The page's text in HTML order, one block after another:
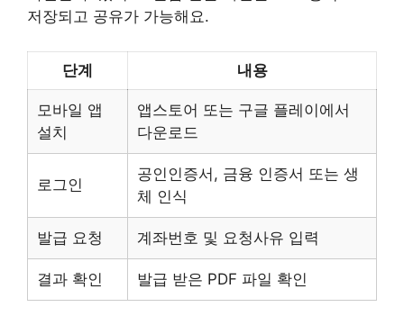
저장되고 공유가 가능해요.
단계 내용
모바일 앱
설치
앱스토어 또는 구글 플레이에서
다운로드
로그인
공인인증서, 금융 인증서 또는 생
체 인식
발급 요청 계좌번호 및 요청사유 입력
결과 확인 발급 받은 PDF 파일 확인